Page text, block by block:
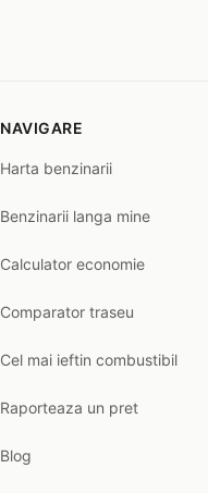
NAVIGARE
Harta benzinarii
Benzinarii langa mine
Calculator economie
Comparator traseu
Cel mai ieftin combustibil
Raporteaza un pret
Blog